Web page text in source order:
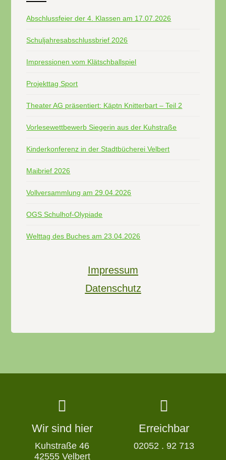
Abschlussfeier der 4. Klassen am 17.07.2026
Schuljahresabschlussbrief 2026
Impressionen vom Klätschballspiel
Projekttag Sport
Theater AG präsentiert: Käptn Knitterbart – Teil 2
Vorlesewettbewerb Siegerin aus der Kuhstraße
Kinderkonferenz in der Stadtbücherei Velbert
Maibrief 2026
Vollversammlung am 29.04.2026
OGS Schulhof-Olypiade
Welttag des Buches am 23.04.2026
Impressum
Datenschutz
Wir sind hier
Kuhstraße 46
42555 Velbert
Erreichbar
02052 . 92 713